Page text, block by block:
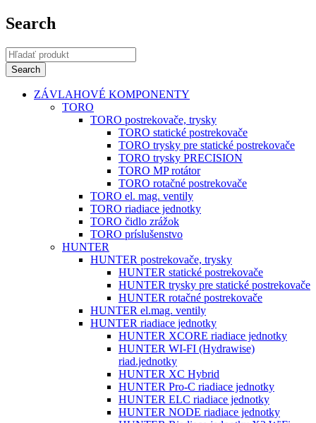
Search
ZÁVLAHOVÉ KOMPONENTY
TORO
TORO postrekovače, trysky
TORO statické postrekovače
TORO trysky pre statické postrekovače
TORO trysky PRECISION
TORO MP rotátor
TORO rotačné postrekovače
TORO el. mag. ventily
TORO riadiace jednotky
TORO čidlo zrážok
TORO príslušenstvo
HUNTER
HUNTER postrekovače, trysky
HUNTER statické postrekovače
HUNTER trysky pre statické postrekovače
HUNTER rotačné postrekovače
HUNTER el.mag. ventily
HUNTER riadiace jednotky
HUNTER XCORE riadiace jednotky
HUNTER WI-FI (Hydrawise)
riad.jednotky
HUNTER XC Hybrid
HUNTER Pro-C riadiace jednotky
HUNTER ELC riadiace jednotky
HUNTER NODE riadiace jednotky